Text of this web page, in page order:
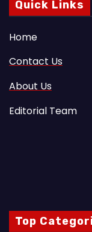
Quick Links
Home
Contact Us
About Us
Editorial Team
Top